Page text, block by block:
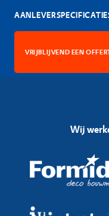
VRIJBLIJVEND EEN
Wij